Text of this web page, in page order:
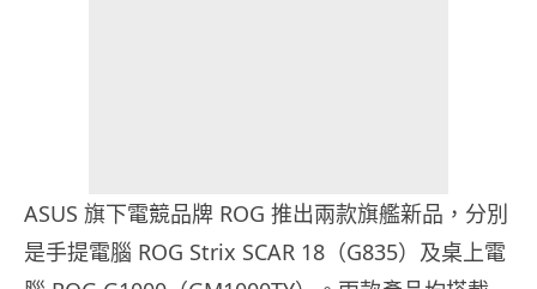
ASUS 旗下電競品牌 ROG 推出兩款旗艦新品，分別
是手提電腦 ROG Strix SCAR 18（G835）及桌上電